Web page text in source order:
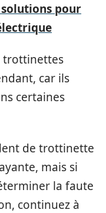
solutions pour
trottinettes
car ils
certaines
de trottinette
mais si
la faute
continuez à